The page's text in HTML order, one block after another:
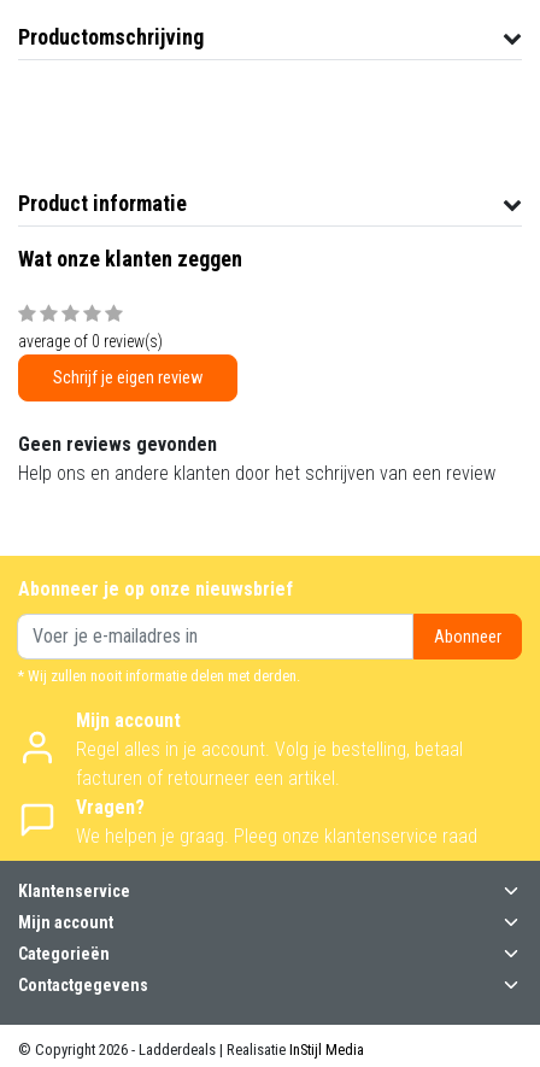
Productomschrijving
Product informatie
Wat onze klanten zeggen
average of 0 review(s)
Schrijf je eigen review
Geen reviews gevonden
Help ons en andere klanten door het schrijven van een review
Abonneer je op onze nieuwsbrief
Abonneer
* Wij zullen nooit informatie delen met derden.
Mijn account
Regel alles in je account. Volg je bestelling, betaal
facturen of retourneer een artikel.
Vragen?
We helpen je graag. Pleeg onze klantenservice raad
Klantenservice
Mijn account
Categorieën
Contactgegevens
© Copyright 2026 - Ladderdeals | Realisatie InStijl Media